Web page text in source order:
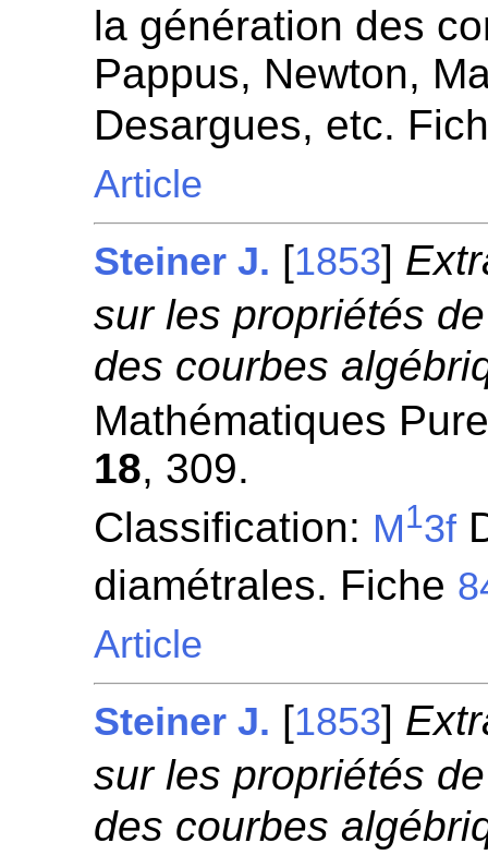
la génération des
Pappus, Newton,
Desargues, etc.
Article
Steiner J. [1853]
sur les propriétés
des courbes
Mathématiques
18, 309.
Classification: M13f
diamétrales. Fiche
Article
Steiner J. [1853]
sur les propriétés
des courbes